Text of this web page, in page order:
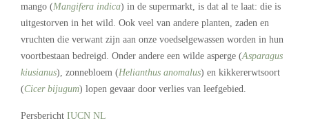
mango (Mangifera indica) in de supermarkt, is dat al te laat: die is
uitgestorven in het wild. Ook veel van andere planten, zaden en
vruchten die verwant zijn aan onze voedselgewassen worden in hun
voortbestaan bedreigd. Onder andere een wilde asperge (Asparagus
kiusianus), zonnebloem (Helianthus anomalus) en kikkererwtsoort
(Cicer bijugum) lopen gevaar door verlies van leefgebied.
Persbericht IUCN NL